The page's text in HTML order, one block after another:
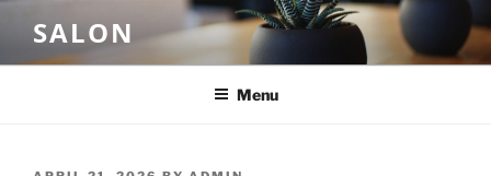
content
SALON
Menu